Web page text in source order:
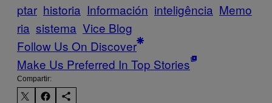
ptar historia Información inteligência Memo
ria sistema Vice Blog
Follow Us On Discover
Make Us Preferred In Top Stories
Compartir: